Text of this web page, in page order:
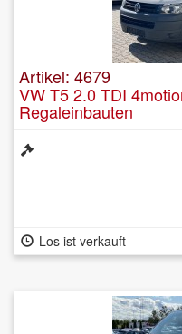
Artikel: 4679
VW T5 2.0 TDI
Regaleinbauten
Los ist verkauft